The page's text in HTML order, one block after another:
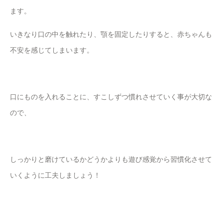
ます。
いきなり口の中を触れたり、顎を固定したりすると、赤ちゃんも
不安を感じてしまいます。
口にものを入れることに、すこしずつ慣れさせていく事が大切な
ので、
しっかりと磨けているかどうかよりも遊び感覚から習慣化させて
いくように工夫しましょう！